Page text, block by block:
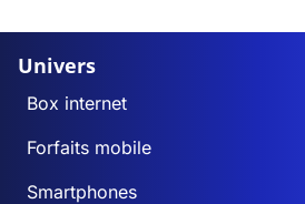
Univers
Box internet
Forfaits mobile
Smartphones